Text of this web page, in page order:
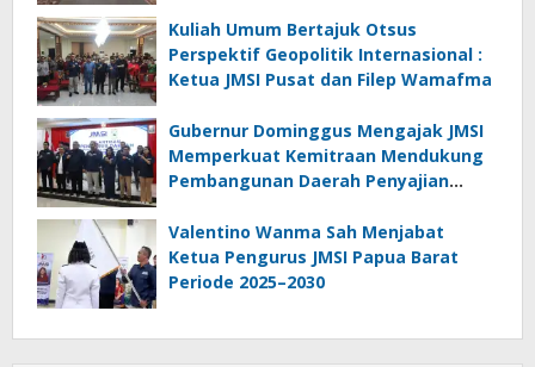
Kuliah Umum Bertajuk Otsus
Perspektif Geopolitik Internasional :
Ketua JMSI Pusat dan Filep Wamafma
Gubernur Dominggus Mengajak JMSI
Memperkuat Kemitraan Mendukung
Pembangunan Daerah Penyajian
Bertanggungjawab
Valentino Wanma Sah Menjabat
Ketua Pengurus JMSI Papua Barat
Periode 2025–2030